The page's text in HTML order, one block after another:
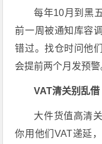
每年10月到黑
前一周被通知库容
错过。找仓时问他
会提前两个月发预警
VAT清关别乱借
大件货值高清
你用他们VAT递延